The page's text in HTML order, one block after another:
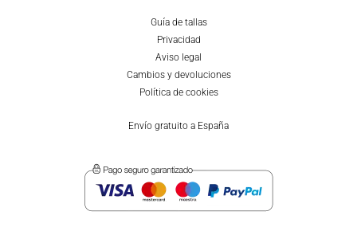
Guía de tallas
Privacidad
Aviso legal
Cambios y devoluciones
Política de cookies
Envío gratuito a España